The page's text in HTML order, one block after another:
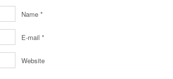
Name *
E-mail *
Website